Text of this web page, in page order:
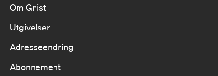
Om Gnist
Utgivelser
Adresseendring
Abonnement